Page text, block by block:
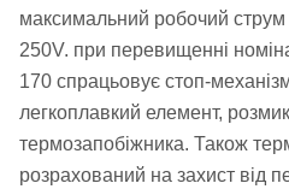
максимальний робочий
250V. при перевищенні
170 спрацьовує стоп-
легкоплавкий елемент,
термозапобіжника. Також
розрахований на захист від